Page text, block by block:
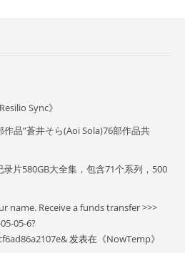
Sync》
作品”蒼井そら(Aoi Sola)76部作品共
录片580GB大全集，包含71个系列，500
name. Receive a funds transfer >>>
05-6?
发表在《NowTemp》